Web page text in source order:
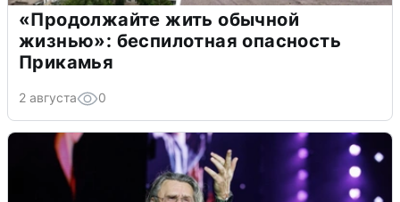
«Продолжайте жить обычной
жизнью»: беспилотная опасность
Прикамья
2 августа 0